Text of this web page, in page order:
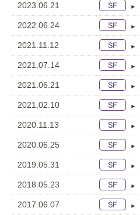
2023.06.21
2022.06.24
2021.11.12
2021.07.14
2021.06.21
2021.02.10
2020.11.13
2020.06.25
2019.05.31
2018.05.23
2017.06.07